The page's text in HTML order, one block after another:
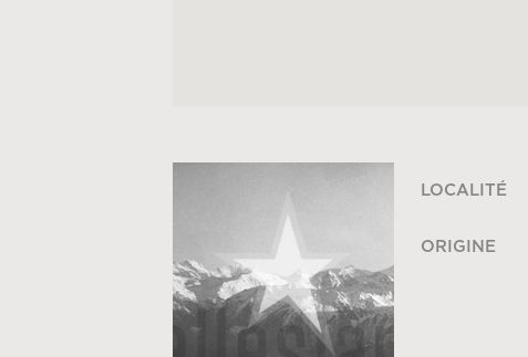
LOCALITÉ
ORIGINE